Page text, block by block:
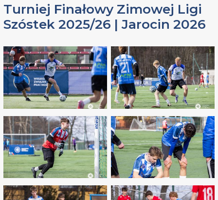
Turniej Finałowy Zimowej Ligi
Szóstek 2025/26 | Jarocin 2026